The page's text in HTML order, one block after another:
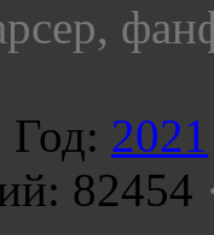
Год: 2021
82454